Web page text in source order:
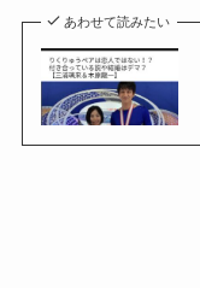
あわせて読みたい